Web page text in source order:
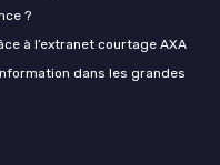
?
à l’extranet courtage AXA
dans les grandes